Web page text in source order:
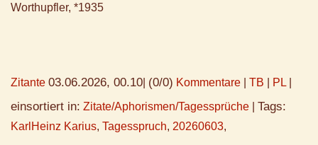
Worthupfler, *1935
Zitante 03.06.2026, 00.10 (0/0) Kommentare TB PL
einsortiert in: Zitate/Aphorismen/Tagessprüche Tags:
KarlHeinz Karius, Tagesspruch, 20260603,